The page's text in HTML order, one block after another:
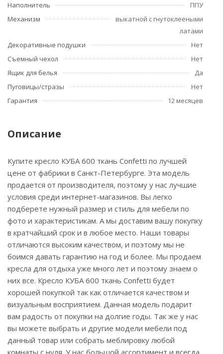
Наполнитель
ППУ
Механизм
выкатной с гнутоклееными
латами
Декоративные подушки
Нет
Съемный чехол
Нет
Ящик для белья
Да
Пуговицы/стразы
Нет
Гарантия
12 месяцев
Описание
Купите кресло КУБА 600 ткань Confetti по лучшей
цене от фабрики в Санкт-Петербурге. Эта модель
продается от производителя, поэтому у нас лучшие
условия среди интернет-магазинов. Вы легко
подберете нужный размер и стиль для мебели по
фото и характеристикам. А мы доставим вашу покупку
в кратчайший срок и в любое место. Наши товары
отличаются высоким качеством, и поэтому мы не
боимся давать гарантию на год и более. Мы продаем
кресла для отдыха уже много лет и поэтому знаем о
них все. Кресло КУБА 600 ткань Confetti будет
хорошей покупкой так как отличается качеством и
визуальным восприятием. Данная модель подарит
вам радость от покупки на долгие годы. Так же у нас
вы можете выбрать и другие модели мебели под
данный товар или собрать меблировку любой
комнаты с нуля. У нас большой ассортимент и всегда